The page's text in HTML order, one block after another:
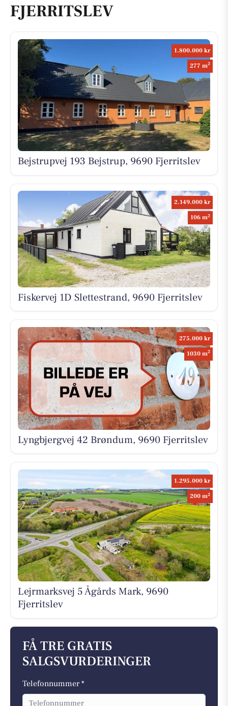
FJERRITSLEV
1.800.000 kr
277 m2
Bejstrupvej 193 Bejstrup, 9690 Fjerritslev
2.149.000 kr
106 m2
Fiskervej 1D Slettestrand, 9690 Fjerritslev
275.000 kr
1030 m2
Lyngbjergvej 42 Brøndum, 9690 Fjerritslev
1.295.000 kr
200 m2
Lejrmarksvej 5 Ågårds Mark, 9690
Fjerritslev
FÅ TRE GRATIS
SALGSVURDERINGER
Telefonnummer *